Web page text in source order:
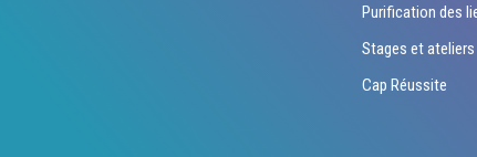
Purification des
Stages et ateliers
Cap Réussite